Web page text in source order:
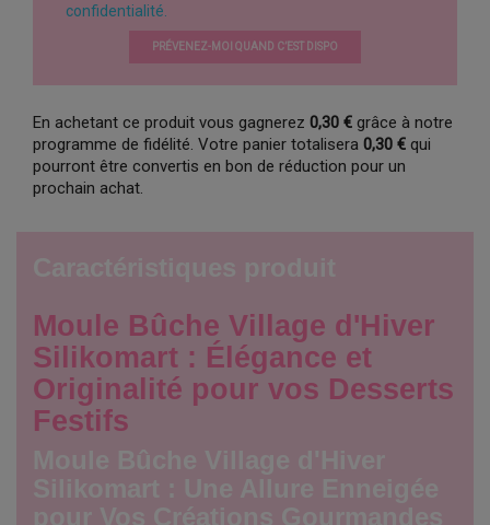
confidentialité.
PRÉVENEZ-MOI QUAND C’EST DISPO
En achetant ce produit vous gagnerez 0,30 € grâce à notre
programme de fidélité. Votre panier totalisera 0,30 € qui
pourront être convertis en bon de réduction pour un
prochain achat.
Moule Bûche Village d'Hiver
Silikomart : Élégance et
Originalité pour vos Desserts
Festifs